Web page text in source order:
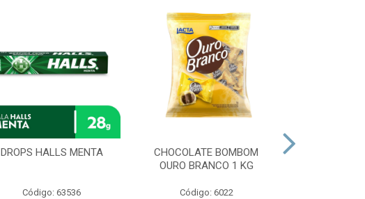
DROPS HALLS MENTA
Código: 63536
CHOCOLATE BOMBOM
OURO BRANCO 1 KG
Código: 6022